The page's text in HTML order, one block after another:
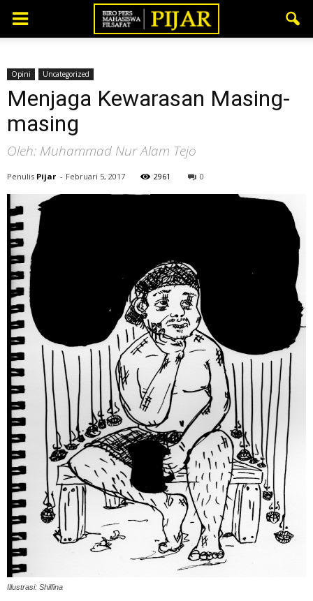
Opini Uncategorized
Menjaga Kewarasan Masing-
masing
Oleh: Muhammad Nur Alam Tejo
Penulis Pijar - Februari 5, 2017 2961 0
Illustrasi: Shilfina